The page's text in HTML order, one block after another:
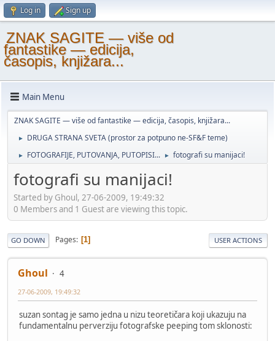
Log in Sign up
ZNAK SAGITE — više od
fantastike — edicija,
časopis, knjižara...
Main Menu
ZNAK SAGITE — više od fantastike — edicija, časopis, knjižara...
► DRUGA STRANA SVETA (prostor za potpuno ne-SF&F teme)
► FOTOGRAFIJE, PUTOVANJA, PUTOPISI... ► fotografi su manijaci!
fotografi su manijaci!
Started by Ghoul, 27-06-2009, 19:49:32
0 Members and 1 Guest are viewing this topic.
GO DOWN Pages 1 USER ACTIONS
Ghoul 4
27-06-2009, 19:49:32
suzan sontag je samo jedna u nizu teoretičara koji ukazuju na
fundamentalnu perverziju fotografske peeping tom sklonosti: